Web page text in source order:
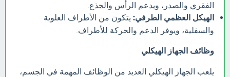
الفقري والصدر، ويدعم الرأس والجذع.
الهيكل العظمي الطرفي: يتكون من الأطراف العلوية
والسفلية، ويوفر الدعم والحركة للأطراف.
وظائف الجهاز الهيكلي
يلعب الجهاز الهيكلي العديد من الوظائف المهمة في الجسم،